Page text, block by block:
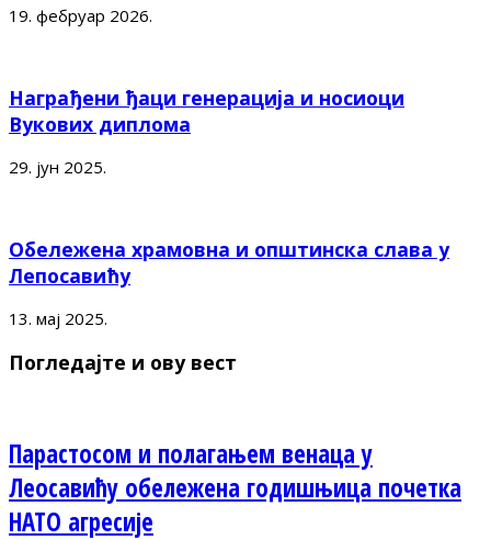
19. фебруар 2026.
Награђени ђаци генерација и носиоци
Вукових диплома
29. јун 2025.
Обележена храмовна и општинска слава у
Лепосавићу
13. мај 2025.
Погледајте и ову вест
Парастосом и полагањем венаца у
Леосавићу обележена годишњица почетка
НАТО агресије